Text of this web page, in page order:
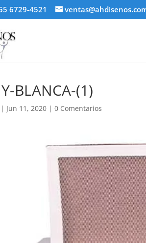
6729-4521
BLANCA-(1)
| Jun 11, 2020 |0 Comentarios